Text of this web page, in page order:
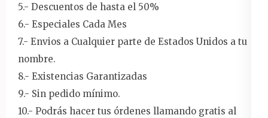
5.- Descuentos de hasta el 50%
6.- Especiales Cada Mes
7.- Envios a Cualquier parte de Estados Unidos a tu
nombre.
8.- Existencias Garantizadas
9.- Sin pedido mínimo.
10.- Podrás hacer tus órdenes llamando gratis al